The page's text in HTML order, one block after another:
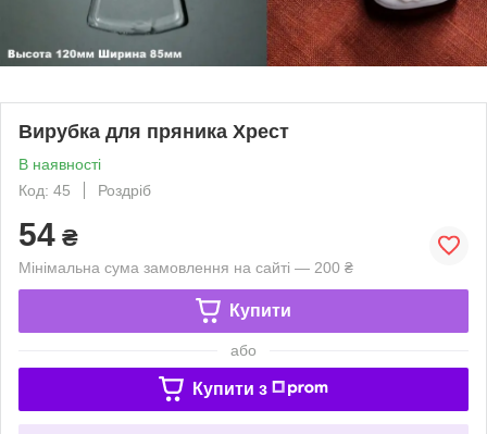
Вирубка для пряника Хрест
В наявності
Код: 45
Роздріб
54 ₴
Мінімальна сума замовлення на сайті — 200 ₴
Купити
або
Купити з